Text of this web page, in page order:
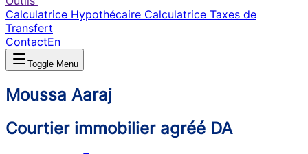
Calculatrice Hypothécaire Calculatrice Taxes de
Transfert
ContactEn
Toggle Menu
Moussa Aaraj
Courtier immobilier agréé DA